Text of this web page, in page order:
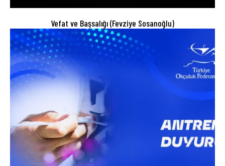
Vefat ve Başsalığı (Fevziye Sosanoğlu)